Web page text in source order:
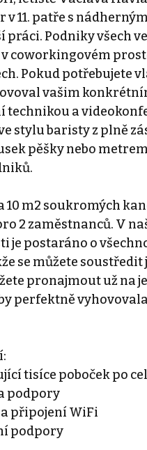
11. patře s
Podniky všech
coworkingovém
Pokud potřebujete
vašim
technikou a
stylu baristy z plně
pěšky nebo
m2 soukromých
2 zaměstnanců. V
postaráno o
se můžete soustředit
pronajmout už na
perfektně
tisíce poboček po
podpory
a připojení WiFi
podpory